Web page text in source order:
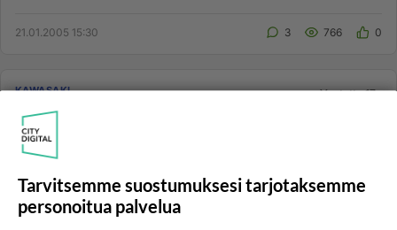
21.01.2005 15:30 3 766 0
KAWASAKI Vastattu 17v
Zephyr
Mikä se Zephyr oikein on? Onko niitä ees Suomessa
kellään? Tekeeköhän niillä mitään ? Kestäkö niitten
moottorit yhtä hyv...
07.07.2009 14:10
Tarvitsemme suostumuksesi tarjotaksemme
personoitua palvelua